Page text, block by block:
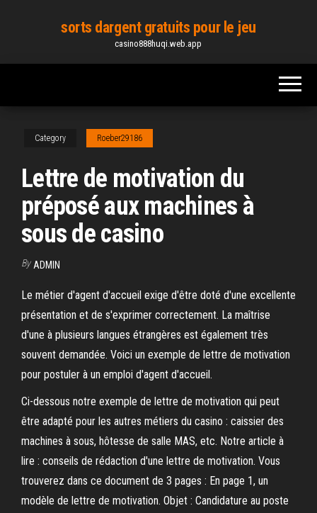
content
sorts dargent gratuits pour le jeu
casino888huqi.web.app
Category Roeber29186
Lettre de motivation du
préposé aux machines à
sous de casino
By ADMIN
Le métier d'agent d'accueil exige d'être doté d'une excellente
présentation et de s'exprimer correctement. La maîtrise
d'une à plusieurs langues étrangères est également très
souvent demandée. Voici un exemple de lettre de motivation
pour postuler à un emploi d'agent d'accueil.
Ci-dessous notre exemple de lettre de motivation qui peut
être adapté pour les autres métiers du casino : caissier des
machines à sous, hôtesse de salle MAS, etc. Notre article à
lire : conseils de rédaction d'une lettre de motivation. Vous
trouverez dans ce document de 3 pages : En page 1, un
modèle de lettre de motivation. Objet : Candidature au poste